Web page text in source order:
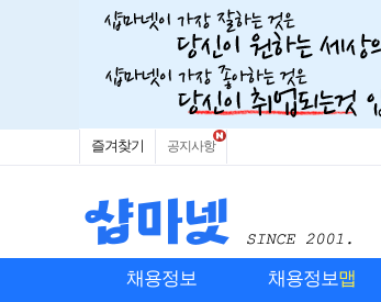
즐겨찾기 공지사항
채용정보 채용정보맵